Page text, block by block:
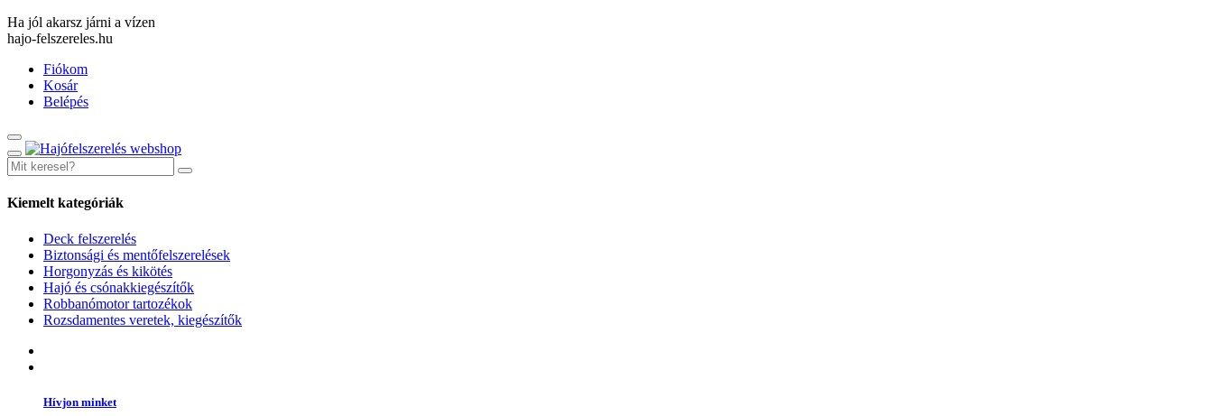
Ha jól akarsz járni a vízen
hajo-felszereles.hu
Fiókom
Kosár
Belépés
Kiemelt kategóriák
Deck felszerelés
Biztonsági és mentőfelszerelések
Horgonyzás és kikötés
Hajó és csónakkiegészítők
Robbanómotor tartozékok
Rozsdamentes veretek, kiegészítők
Hívjon minket